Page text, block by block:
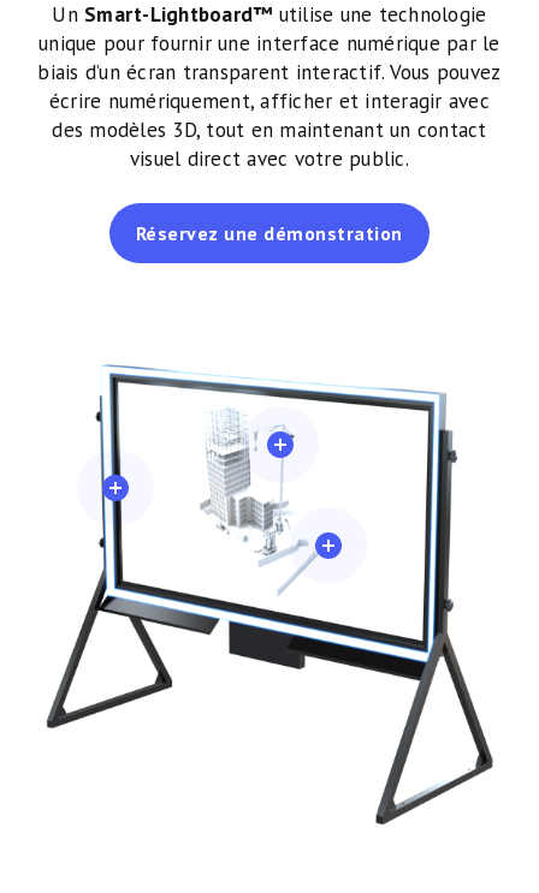
Un Smart-Lightboard™ utilise une technologie
unique pour fournir une interface numérique par le
biais d’un écran transparent interactif. Vous pouvez
écrire numériquement, afficher et interagir avec
des modèles 3D, tout en maintenant un contact
visuel direct avec votre public.
Réservez une démonstration